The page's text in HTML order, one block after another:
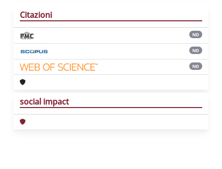
Citazioni
ND
ND
ND
social impact